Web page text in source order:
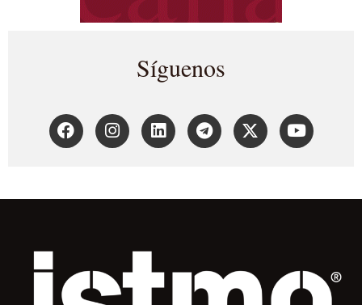
Síguenos